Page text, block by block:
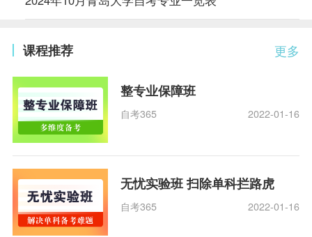
更多
课程推荐
整专业保障班
自考365 2022-01-16
无忧实验班 扫除单科拦路虎
自考365 2022-01-16